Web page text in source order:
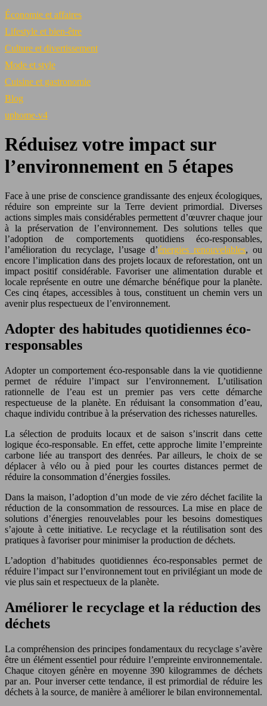
Économie et affaires
Lifestyle et bien-être
Culture et divertissement
Mode et style
Cuisine et gastronomie
Blog
uphome-v4
Réduisez votre impact sur
l’environnement en 5 étapes
Face à une prise de conscience grandissante des enjeux écologiques,
réduire son empreinte sur la Terre devient primordial. Diverses
actions simples mais considérables permettent d’œuvrer chaque jour
à la préservation de l’environnement. Des solutions telles que
l’adoption de comportements quotidiens éco-responsables,
l’amélioration du recyclage, l’usage d’énergies renouvelables, ou
encore l’implication dans des projets locaux de reforestation, ont un
impact positif considérable. Favoriser une alimentation durable et
locale représente en outre une démarche bénéfique pour la planète.
Ces cinq étapes, accessibles à tous, constituent un chemin vers un
avenir plus respectueux de l’environnement.
Adopter des habitudes quotidiennes éco-
responsables
Adopter un comportement éco-responsable dans la vie quotidienne
permet de réduire l’impact sur l’environnement. L’utilisation
rationnelle de l’eau est un premier pas vers cette démarche
respectueuse de la planète. En réduisant la consommation d’eau,
chaque individu contribue à la préservation des richesses naturelles.
La sélection de produits locaux et de saison s’inscrit dans cette
logique éco-responsable. En effet, cette approche limite l’empreinte
carbone liée au transport des denrées. Par ailleurs, le choix de se
déplacer à vélo ou à pied pour les courtes distances permet de
réduire la consommation d’énergies fossiles.
Dans la maison, l’adoption d’un mode de vie zéro déchet facilite la
réduction de la consommation de ressources. La mise en place de
solutions d’énergies renouvelables pour les besoins domestiques
s’ajoute à cette initiative. Le recyclage et la réutilisation sont des
pratiques à favoriser pour minimiser la production de déchets.
L’adoption d’habitudes quotidiennes éco-responsables permet de
réduire l’impact sur l’environnement tout en privilégiant un mode de
vie plus sain et respectueux de la planète.
Améliorer le recyclage et la réduction des
déchets
La compréhension des principes fondamentaux du recyclage s’avère
être un élément essentiel pour réduire l’empreinte environnementale.
Chaque citoyen génère en moyenne 390 kilogrammes de déchets
par an. Pour inverser cette tendance, il est primordial de réduire les
déchets à la source, de manière à améliorer le bilan environnemental.